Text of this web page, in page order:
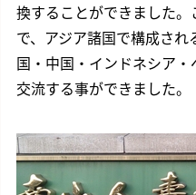
換することができました
で、アジア諸国で構成さ
国・中国・インドネシア
交流する事ができました。